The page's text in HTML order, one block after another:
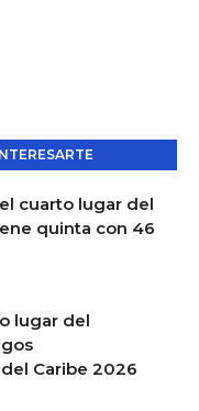
cuarto lugar del
quinta con 46
lugar del
Caribe 2026